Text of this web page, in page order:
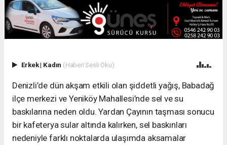
Erkek| Kadın (Haberi Sesli Oku)
Denizli’de dün akşam etkili olan şiddetli yağış, Babadağ
ilçe merkezi ve Yeniköy Mahallesi’nde sel ve su
baskılarına neden oldu. Yardan Çayının taşması sonucu
bir kafeterya sular altında kalırken, sel baskınları
nedeniyle farklı noktalarda ulaşımda aksamalar